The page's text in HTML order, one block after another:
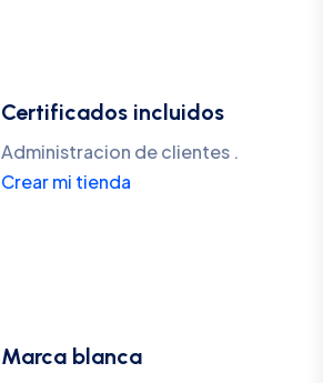
Certificados incluidos
Administracion de clientes .
Crear mi tienda
Marca blanca